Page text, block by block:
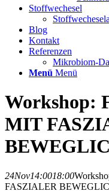
Stoffwechesel
Blog
Kontakt
Referenzen
Mikrobiom-
Menü Menü
Workshop:
MIT
24Nov14:0018:00
FASZIALER